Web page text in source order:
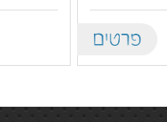
Details